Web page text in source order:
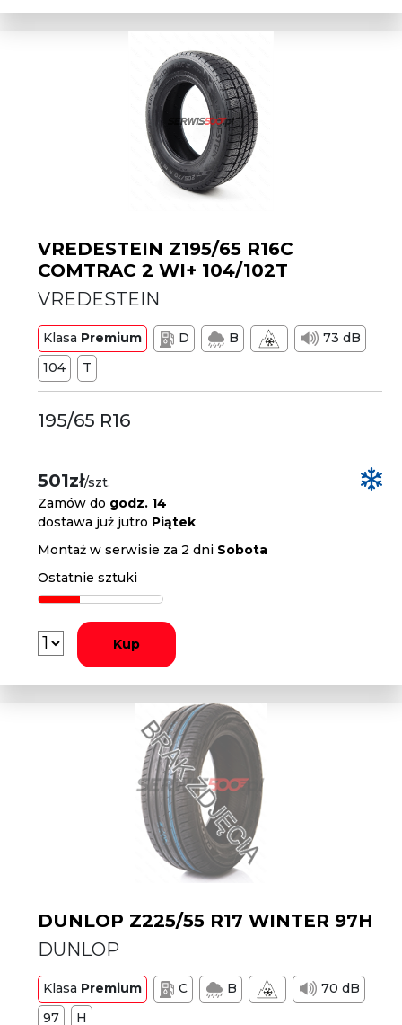
VREDESTEIN Z195/65 R16C
COMTRAC 2 WI+ 104/102T
VREDESTEIN
Klasa Premium D B
73 dB
104
T
195/65 R16
501zł/szt.
Zamów do godz. 14
dostawa już jutro Piątek
Montaż w serwisie za 2 dni Sobota
Ostatnie sztuki
Kup
DUNLOP Z225/55 R17 WINTER 97H
DUNLOP
Klasa Premium C B
70 dB
97
H